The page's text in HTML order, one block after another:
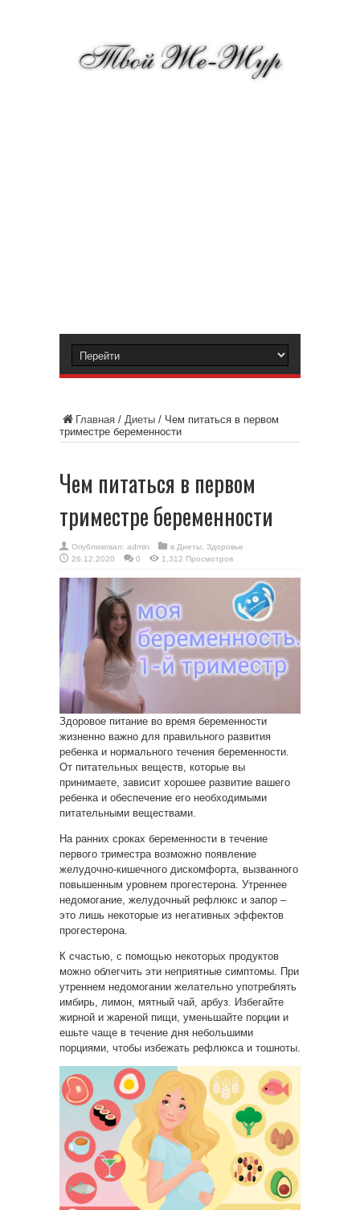
Главная / Диеты / Чем питаться в первом
триместре беременности
Чем питаться в первом
триместре беременности
Опубликовал: admin в Диеты Здоровье
26.12.2020
0 1,312 Просмотров
Здоровое питание во время беременности
жизненно важно для правильного развития
ребенка и нормального течения беременности.
От питательных веществ, которые вы
принимаете, зависит хорошее развитие вашего
ребенка и обеспечение его необходимыми
питательными веществами.
На ранних сроках беременности в течение
первого триместра возможно появление
желудочно-кишечного дискомфорта, вызванного
повышенным уровнем прогестерона. Утреннее
недомогание, желудочный рефлюкс и запор –
это лишь некоторые из негативных эффектов
прогестерона.
К счастью, с помощью некоторых продуктов
можно облегчить эти неприятные симптомы. При
утреннем недомогании желательно употреблять
имбирь, лимон, мятный чай, арбуз. Избегайте
жирной и жареной пищи, уменьшайте порции и
ешьте чаще в течение дня небольшими
порциями, чтобы избежать рефлюкса и тошноты.